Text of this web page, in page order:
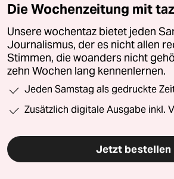
Die Wochenzeitung mit
Unsere wochentaz bietet jeden
Journalismus, der es nicht allen
Stimmen, die woanders nicht
zehn Wochen lang kennenlernen.
Jeden Samstag als gedruckte
Zusätzlich digitale Ausgabe inkl.
Jetzt bestellen